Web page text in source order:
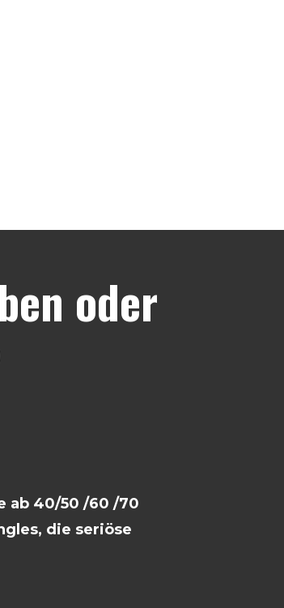
oder
ab 40/50 /60 /70
die seriöse